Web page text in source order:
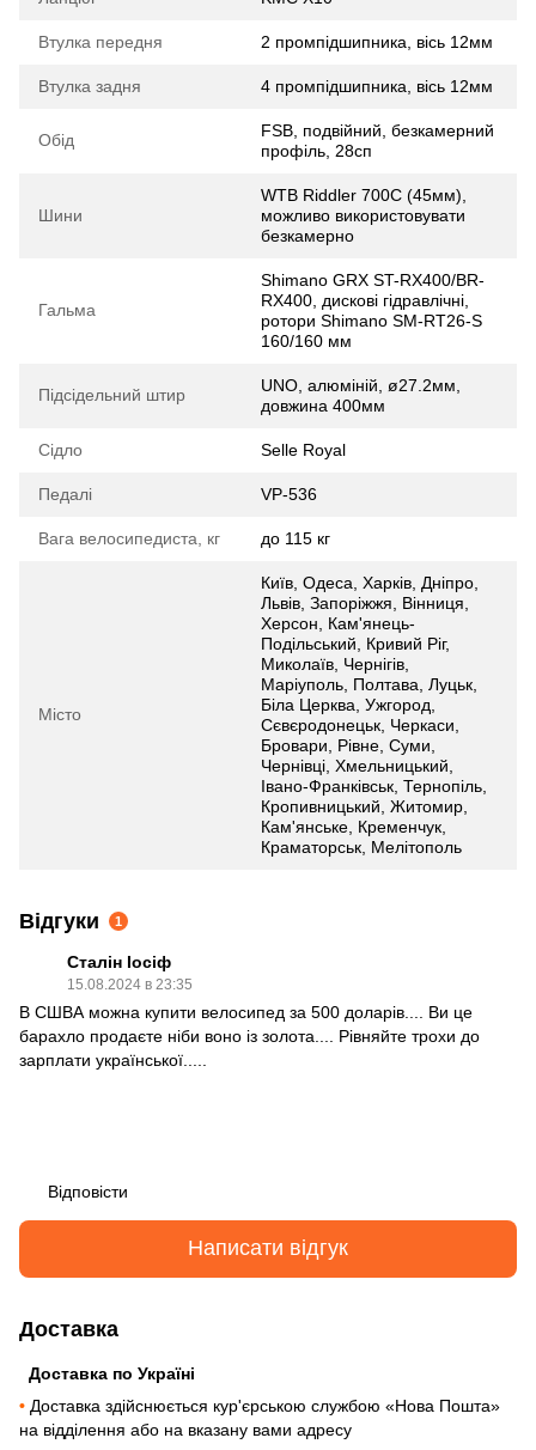
Втулка передня 2 промпідшипника, вісь 12мм
Втулка задня 4 промпідшипника, вісь 12мм
Обід
FSB, подвійний, безкамерний
профіль, 28сп
Шини
WTB Riddler 700C (45мм),
можливо використовувати
безкамерно
Гальма
Shimano GRX ST-RX400/BR-
RX400, дискові гідравлічні,
ротори Shimano SM-RT26-S
160/160 мм
Підсідельний штир
UNO, алюміній, ø27.2мм,
довжина 400мм
Сідло Selle Royal
Педалі VP-536
Вага велосипедиста, кг до 115 кг
Місто
Київ, Одеса, Харків, Дніпро,
Львів, Запоріжжя, Вінниця,
Херсон, Кам'янець-
Подільський, Кривий Ріг,
Миколаїв, Чернігів,
Маріуполь, Полтава, Луцьк,
Біла Церква, Ужгород,
Сєвєродонецьк, Черкаси,
Бровари, Рівне, Суми,
Чернівці, Хмельницький,
Івано-Франківськ, Тернопіль,
Кропивницький, Житомир,
Кам'янське, Кременчук,
Краматорськ, Мелітополь
Відгуки 1
Сталін Іосіф
15.08.2024 в 23:35
В СШВА можна купити велосипед за 500 доларів.... Ви це
барахло продаєте ніби воно із золота.... Рівняйте трохи до
зарплати української.....
Відповісти
Написати відгук
Доставка
Доставка по Україні
• Доставка здійснюється кур'єрською службою «Нова Пошта»
на відділення або на вказану вами адресу